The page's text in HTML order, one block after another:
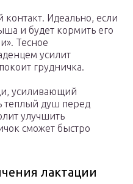
контакт. Идеально, если
и будет кормить его
Тесное
усилит
грудничка.
усиливающий
теплый душ перед
улучшить
сможет быстро
лактации